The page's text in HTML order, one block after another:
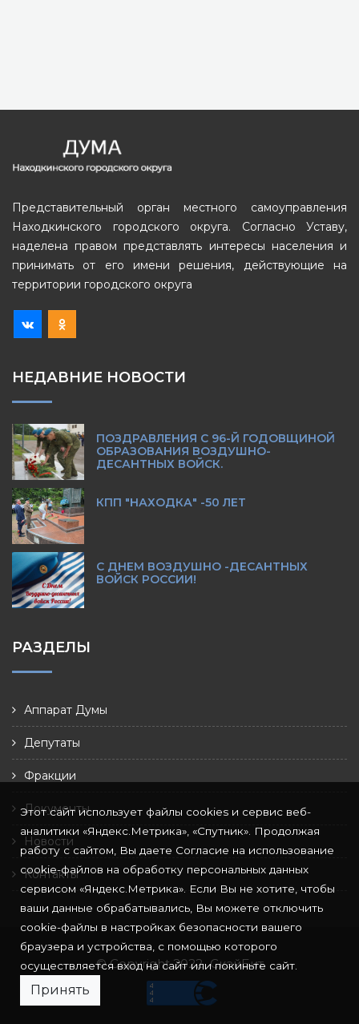
Представительный орган местного самоуправления
Находкинского городского округа. Согласно Уставу,
наделена правом представлять интересы населения и
принимать от его имени решения, действующие на
территории городского округа
НЕДАВНИЕ НОВОСТИ
ПОЗДРАВЛЕНИЯ С 96-Й ГОДОВЩИНОЙ
ОБРАЗОВАНИЯ ВОЗДУШНО-
ДЕСАНТНЫХ ВОЙСК.
КПП "НАХОДКА" -50 ЛЕТ
С ДНЕМ ВОЗДУШНО -ДЕСАНТНЫХ
ВОЙСК РОССИИ!
РАЗДЕЛЫ
Аппарат Думы
Депутаты
Фракции
Документы
Новости
Контакты
© Copyright 2022 СкайБит
Этот сайт использует файлы cookies и сервис веб-
аналитики «Яндекс.Метрика», «Спутник». Продолжая
работу с сайтом, Вы даете Согласие на использование
cookie-файлов на обработку персональных данных
сервисом «Яндекс.Метрика». Если Вы не хотите, чтобы
ваши данные обрабатывались, Вы можете отключить
cookie-файлы в настройках безопасности вашего
браузера и устройства, с помощью которого
осуществляется вход на сайт или покиньте сайт.
Принять